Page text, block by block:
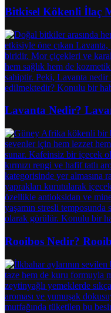
Bitkisel Kökenli İlaç
Lavanta Nedir?
Rooibos Nedir?